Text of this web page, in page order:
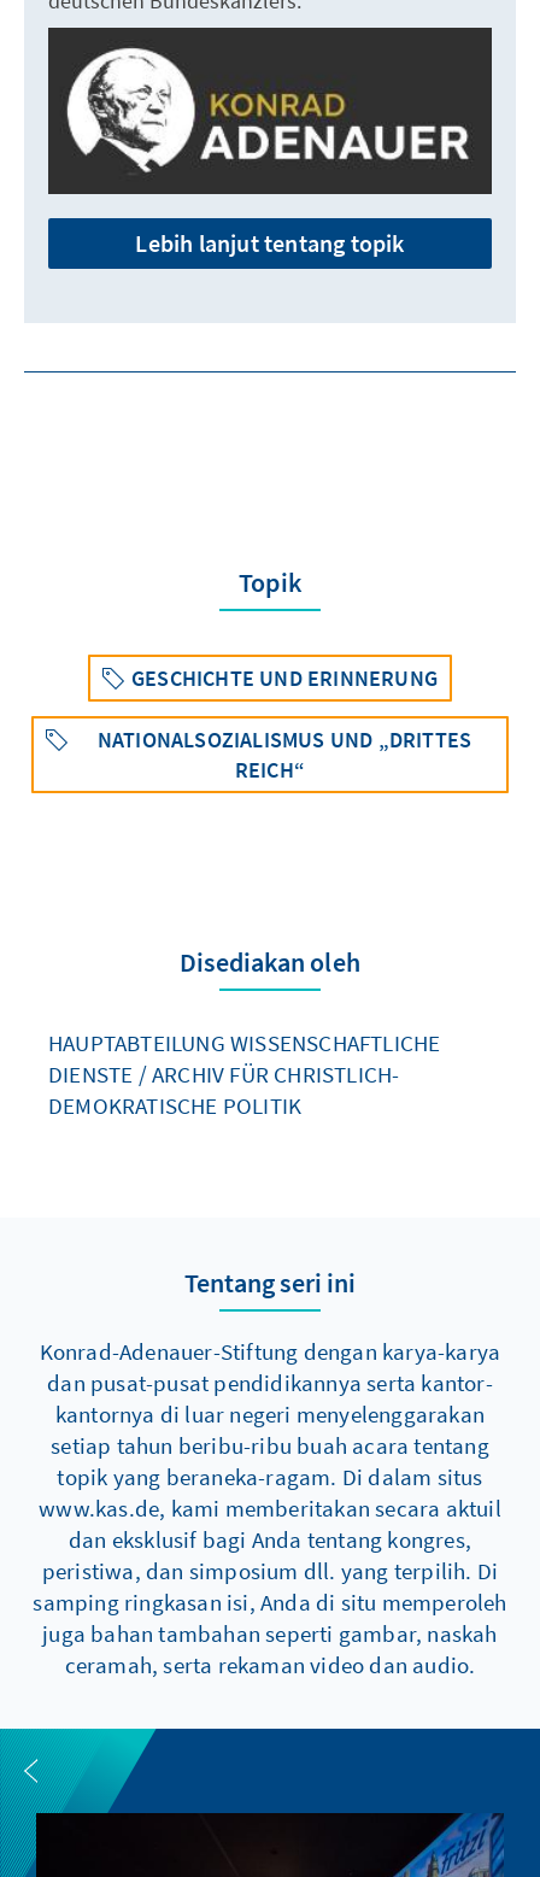
Lebih lanjut tentang topik
Topik
GESCHICHTE UND ERINNERUNG
NATIONALSOZIALISMUS UND „DRITTES
REICH“
Disediakan oleh
HAUPTABTEILUNG WISSENSCHAFTLICHE
DIENSTE / ARCHIV FÜR CHRISTLICH-
DEMOKRATISCHE POLITIK
Tentang seri ini
Konrad-Adenauer-Stiftung dengan karya-karya
dan pusat-pusat pendidikannya serta kantor-
kantornya di luar negeri menyelenggarakan
setiap tahun beribu-ribu buah acara tentang
topik yang beraneka-ragam. Di dalam situs
www.kas.de, kami memberitakan secara aktuil
dan eksklusif bagi Anda tentang kongres,
peristiwa, dan simposium dll. yang terpilih. Di
samping ringkasan isi, Anda di situ memperoleh
juga bahan tambahan seperti gambar, naskah
ceramah, serta rekaman video dan audio.